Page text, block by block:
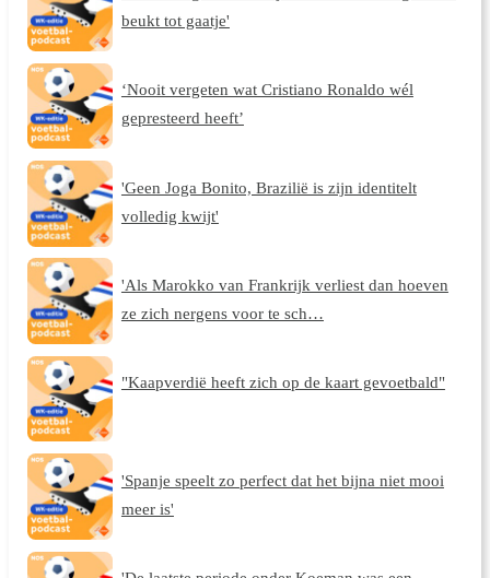
beukt tot gaatje'
‘Nooit vergeten wat Cristiano Ronaldo wél
gepresteerd heeft’
'Geen Joga Bonito, Brazilië is zijn identitelt
volledig kwijt'
'Als Marokko van Frankrijk verliest dan hoeven
ze zich nergens voor te sch…
"Kaapverdië heeft zich op de kaart gevoetbald"
'Spanje speelt zo perfect dat het bijna niet mooi
meer is'